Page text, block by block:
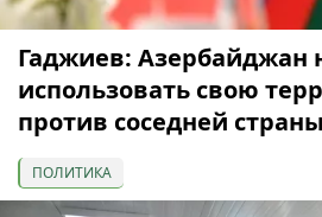
Гаджиев: Азербайджан
использовать свою
против соседней страны
ПОЛИТИКА